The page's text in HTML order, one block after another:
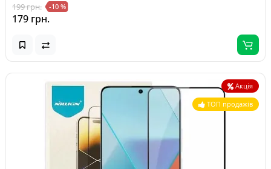
199 грн. -10 %
179 грн.
Акція
ТОП продажів